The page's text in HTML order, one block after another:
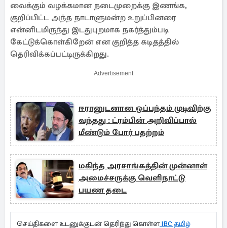
வைக்கும் வழக்கமான நடைமுறைக்கு இணங்க,
குறிப்பிட்ட அந்த நாடாளுமன்ற உறுப்பினரை
என்னிடமிருந்து இடதுபுறமாக நகர்த்தும்படி
கேட்டுக்கொள்கிறேன் என குறித்த கடிதத்தில்
தெரிவிக்கப்பட்டிருக்கிறது.
Advertisement
ஈரானுடனான ஒப்பந்தம் முடிவிற்கு
வந்தது : ட்ரம்பின் அறிவிப்பால்
மீண்டும் போர் பதற்றம்
மகிந்த அரசாங்கத்தின் முன்னாள்
அமைச்சருக்கு வெளிநாட்டு
பயண தடை
செய்திகளை உடனுக்குடன் தெரிந்து கொள்ளIBC தமிழ்